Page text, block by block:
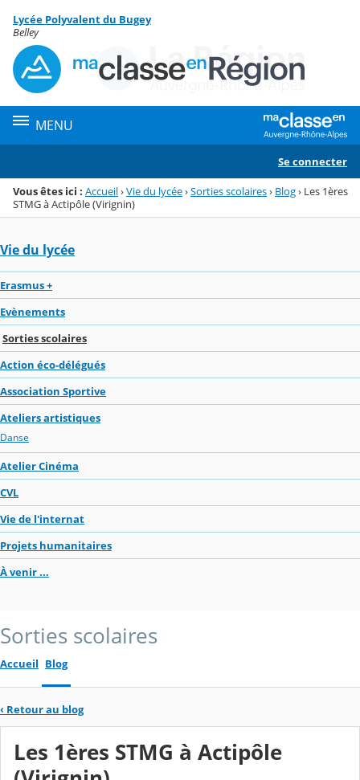
Menu de la rubrique
Contenu
Lycée Polyvalent du Bugey
Belley
MENU
Se connecter
Vous êtes ici : Accueil›Vie du lycée›Sorties scolaires› Blog› Les 1ères
STMG à Actipôle (Virignin)
Vie du lycée
Erasmus +
Evènements
Sorties scolaires
Action éco-délégués
Association Sportive
Ateliers artistiques
Danse
Atelier Cinéma
CVL
Vie de l'internat
Projets humanitaires
À venir ...
Sorties scolaires
Accueil Blog
‹ Retour au blog
Les 1ères STMG à Actipôle